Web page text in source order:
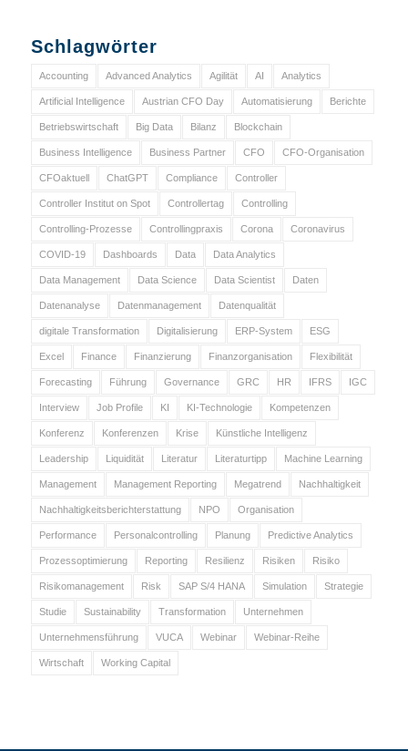
Schlagwörter
Accounting Advanced Analytics Agilität AI Analytics
Artificial Intelligence Austrian CFO Day Automatisierung Berichte
Betriebswirtschaft Big Data Bilanz Blockchain
Business Intelligence Business Partner CFO CFO-Organisation
CFOaktuell ChatGPT Compliance Controller
Controller Institut on Spot Controllertag Controlling
Controlling-Prozesse Controllingpraxis Corona Coronavirus
COVID-19 Dashboards Data Data Analytics
Data Management Data Science Data Scientist Daten
Datenanalyse Datenmanagement Datenqualität
digitale Transformation Digitalisierung ERP-System ESG
Excel Finance Finanzierung Finanzorganisation Flexibilität
Forecasting Führung Governance GRC HR IFRS IGC
Interview Job Profile KI KI-Technologie Kompetenzen
Konferenz Konferenzen Krise Künstliche Intelligenz
Leadership Liquidität Literatur Literaturtipp Machine Learning
Management Management Reporting Megatrend Nachhaltigkeit
Nachhaltigkeitsberichterstattung NPO Organisation
Performance Personalcontrolling Planung Predictive Analytics
Prozessoptimierung Reporting Resilienz Risiken Risiko
Risikomanagement Risk SAP S/4 HANA Simulation Strategie
Studie Sustainability Transformation Unternehmen
Unternehmensführung VUCA Webinar Webinar-Reihe
Wirtschaft Working Capital